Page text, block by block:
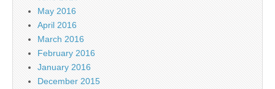
May 2016
April 2016
March 2016
February 2016
January 2016
December 2015